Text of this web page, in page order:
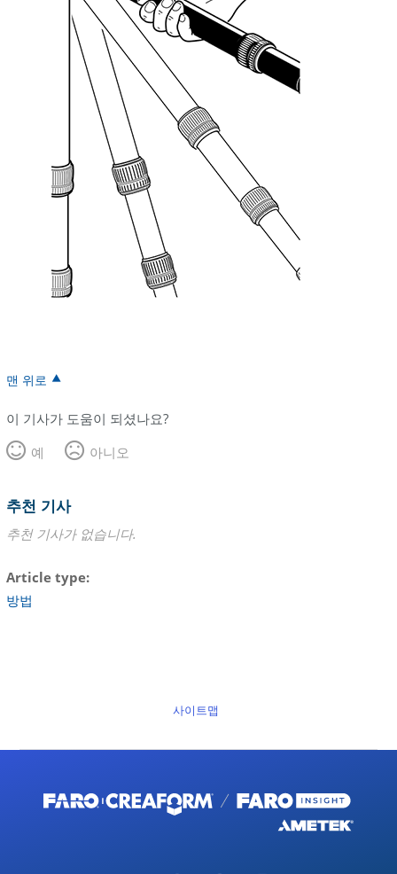
맨 위로
이 기사가 도움이 되셨나요?
예
아니오
추천 기사
추천 기사가 없습니다.
Article type
방법
사이트맵